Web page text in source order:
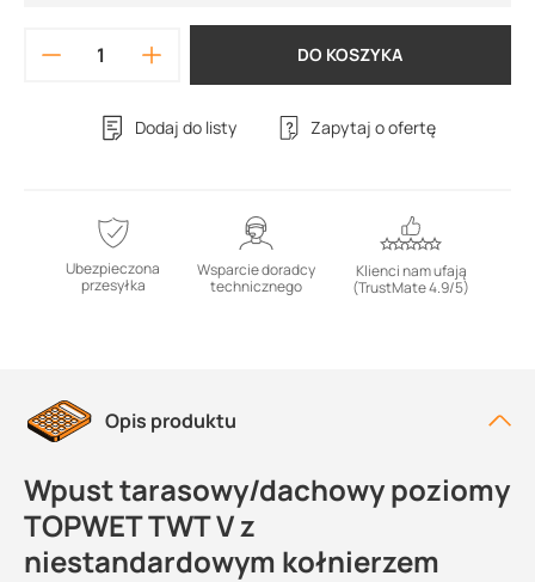
DO KOSZYKA
Dodaj do listy Zapytaj o ofertę
Ubezpieczona
przesyłka
Wsparcie doradcy
technicznego
Klienci nam ufają
(TrustMate 4.9/5)
Opis produktu
Wpust tarasowy/dachowy poziomy
TOPWET TWT V z
niestandardowym kołnierzem